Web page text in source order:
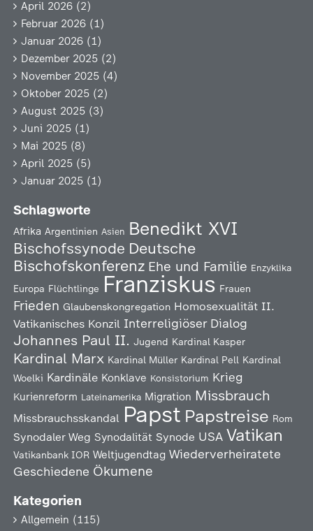
April 2026(2)
Februar 2026(1)
Januar 2026(1)
Dezember 2025(2)
November 2025(4)
Oktober 2025(2)
August 2025(3)
Juni 2025(1)
Mai 2025(8)
April 2025(5)
Januar 2025(1)
Schlagworte
Afrika Argentinien Asien Benedikt XVI
Bischofssynode Deutsche
Bischofskonferenz Ehe und Familie Enzyklika
Europa Flüchtlinge Franziskus Frauen
Frieden Glaubenskongregation Homosexualität II.
Vatikanisches Konzil Interreligiöser Dialog
Johannes Paul II. Jugend Kardinal Kasper
Kardinal Marx Kardinal Müller Kardinal Pell Kardinal
Woelki Kardinäle Konklave Konsistorium Krieg
Kurienreform Lateinamerika Migration Missbrauch
Missbrauchsskandal Papst Papstreise Rom
Synodaler Weg Synodalität Synode USA Vatikan
Vatikanbank IOR Weltjugendtag Wiederverheiratete
Geschiedene Ökumene
Kategorien
Allgemein (115)